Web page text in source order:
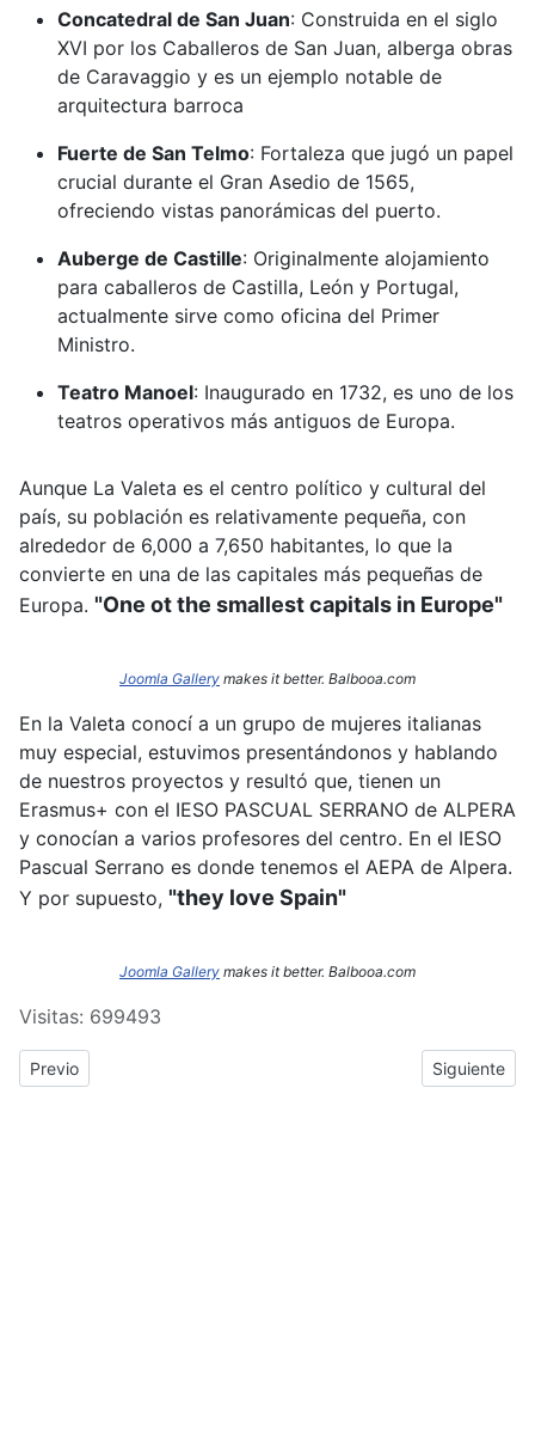
Concatedral de San Juan: Construida en el siglo
XVI por los Caballeros de San Juan, alberga obras
de Caravaggio y es un ejemplo notable de
arquitectura barroca
Fuerte de San Telmo: Fortaleza que jugó un papel
crucial durante el Gran Asedio de 1565,
ofreciendo vistas panorámicas del puerto.
Auberge de Castille: Originalmente alojamiento
para caballeros de Castilla, León y Portugal,
actualmente sirve como oficina del Primer
Ministro.
Teatro Manoel: Inaugurado en 1732, es uno de los
teatros operativos más antiguos de Europa.
Aunque La Valeta es el centro político y cultural del
país, su población es relativamente pequeña, con
alrededor de 6,000 a 7,650 habitantes, lo que la
convierte en una de las capitales más pequeñas de
Europa. "One ot the smallest capitals in Europe"
Joomla Gallery makes it better. Balbooa.com
En la Valeta conocí a un grupo de mujeres italianas
muy especial, estuvimos presentándonos y hablando
de nuestros proyectos y resultó que, tienen un
Erasmus+ con el IESO PASCUAL SERRANO de ALPERA
y conocían a varios profesores del centro. En el IESO
Pascual Serrano es donde tenemos el AEPA de Alpera.
Y por supuesto, "they love Spain"
Joomla Gallery makes it better. Balbooa.com
Visitas: 699493
Previous article: ERASMUS+: Crónica del tercer y cuarto día de
Previo Next article:
Siguiente